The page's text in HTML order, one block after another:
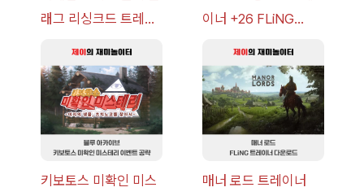
래그 리싱크드 트레이
v1.0+] 다운로드
이너 +26 FLiNG
드
키보토스 미확인 미스
매너 로드 트레이너